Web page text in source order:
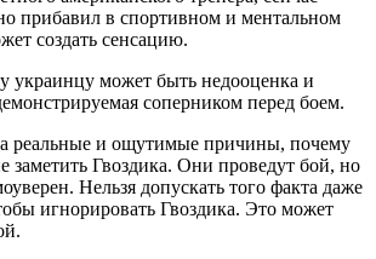
прибавил в спортивном и ментальном
создать сенсацию.
украинцу может быть недооценка и
соперником перед боем.
реальные и ощутимые причины, почему
заметить Гвоздика. Они проведут бой, но
Нельзя допускать того факта даже
игнорировать Гвоздика. Это может